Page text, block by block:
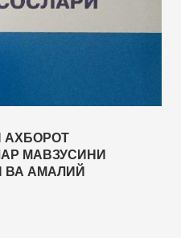
АХБОРОТ
МАВЗУСИНИ
ВА АМАЛИЙ